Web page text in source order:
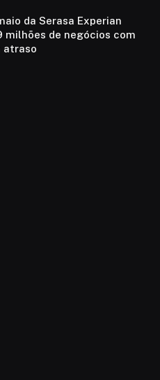
da Serasa Experian
milhões de negócios com
atraso